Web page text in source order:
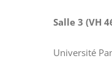
Salle 3 (VH
Université